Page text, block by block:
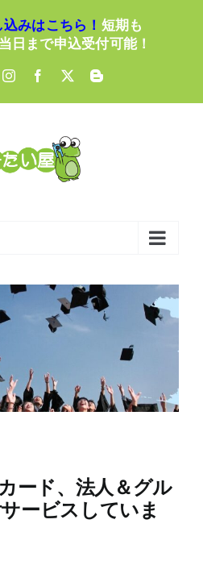
みはこちら！ 短期も
日まで申込受付可能！
InstagramFacebook
X Blogger
ード、法人＆グル
ービスしていま